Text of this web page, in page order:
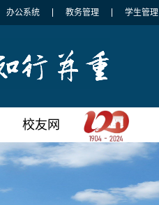
办公系统 教务管理 学生管理
校友网